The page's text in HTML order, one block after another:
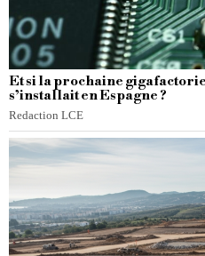
Et si la prochaine
s’installait en Espagne ?
Redaction LCE